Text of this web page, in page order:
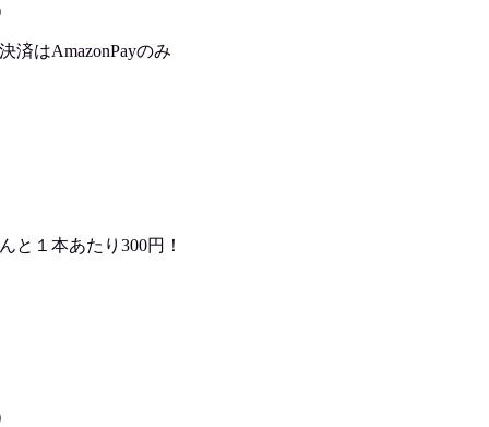
済はAmazonPayのみ
と１本あたり300円！